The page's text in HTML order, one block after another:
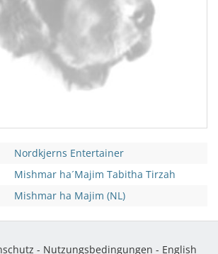
Nordkjerns Entertainer
Mishmar ha´Majim Tabitha Tirzah
Mishmar ha Majim (NL)
- Nutzungsbedingungen - English